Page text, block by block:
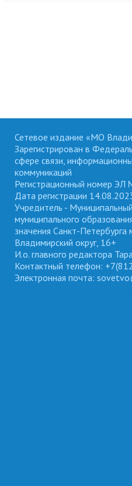
Сетевое издание «МО
Зарегистрирован в
сфере связи,
коммуникаций
Регистрационный номер
Дата регистрации
Учредитель -
муниципального
значения Санкт-Петербурга
Владимирский округ, 16+
И.о. главного редактора
Контактный телефон:
Электронная почта: